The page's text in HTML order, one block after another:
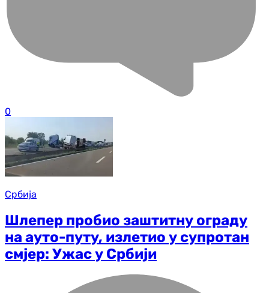
0
Србија
Шлепер пробио заштитну ограду
на ауто-путу, излетио у супротан
смјер: Ужас у Србији